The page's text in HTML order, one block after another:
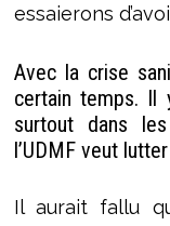
essaierons
Avec la crise
certain temps. Il
surtout dans
l’UDMF veut
Il aurait fallu